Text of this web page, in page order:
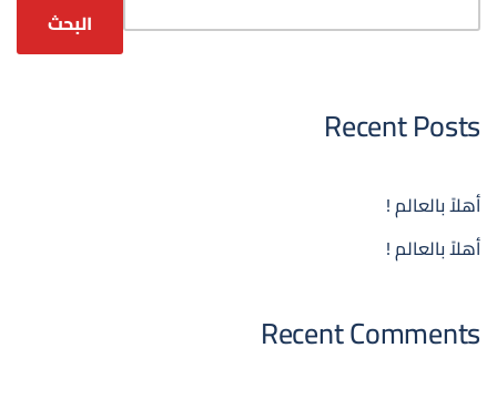
البحث
Recent Posts
أهلاً بالعالم !
أهلاً بالعالم !
Recent Comments